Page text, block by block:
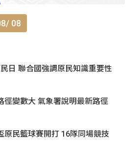
08
日 聯合國強調原民知識重要性
徑變數大 氣象署說明最新路徑
原民籃球賽開打 16隊同場競技